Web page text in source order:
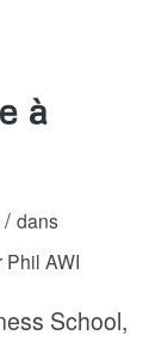
à
/ dans
Phil AWI
School,